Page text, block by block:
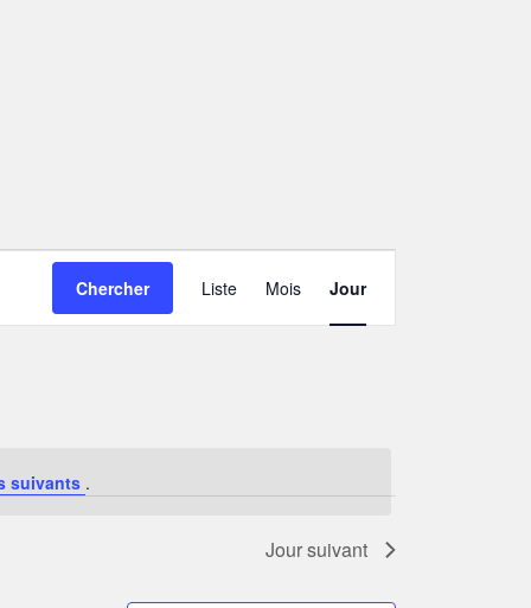
suivants .
Chercher Liste Mois Jour
Jour suivant